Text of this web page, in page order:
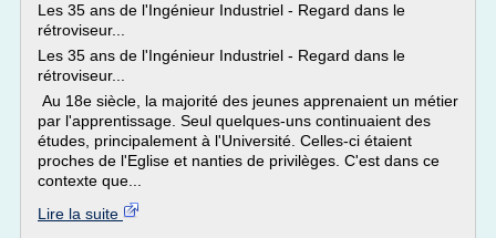
Les 35 ans de l'Ingénieur Industriel - Regard dans le
rétroviseur...
Les 35 ans de l'Ingénieur Industriel - Regard dans le
rétroviseur...
Au 18e siècle, la majorité des jeunes apprenaient un métier
par l'apprentissage. Seul quelques-uns continuaient des
études, principalement à l'Université. Celles-ci étaient
proches de l'Eglise et nanties de privilèges. C'est dans ce
contexte que...
Lire la suite